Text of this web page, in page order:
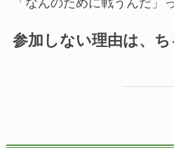
「なんのために戦うんだ」
参加しない理由は、ち